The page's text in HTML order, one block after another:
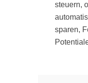
steuern,
sparen,